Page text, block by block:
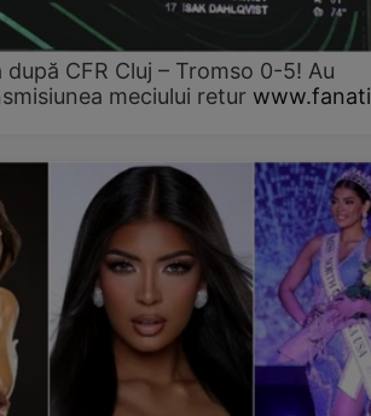
după CFR Cluj – Tromso 0-5! Au
meciului retur